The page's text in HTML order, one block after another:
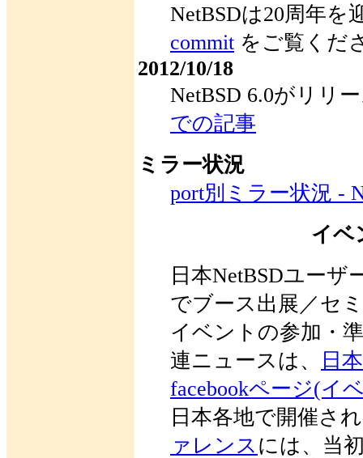
NetBSDは20周年
commit をご覧くだ
2012/10/18
NetBSD 6.0がリリ
での記事
ミラー状況
port別ミラー状況 -
イベ
日本NetBSDユー
でブース出展／セ
イベントの参加・
連ニュースは、
日
facebookページ(イ
日本各地で開催さ
ァレンス には、当